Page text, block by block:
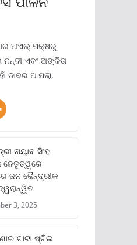
ଅଏଲ୍ ପକ୍ଷରୁ
ଏବଂ ଅଙ୍କିତା
ଡାବର ଆମଲା,
ନାୟାବ ସିଂହ
ନେତୃତ୍ୱରେ
ଜନ କୈନ୍ଦ୍ରୀକ
3, 2025
ଟାଟା ଷ୍ଟିଲ